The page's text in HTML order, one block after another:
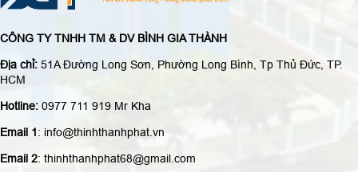
HCM
Hotline:0977 711 919 Mr Kha